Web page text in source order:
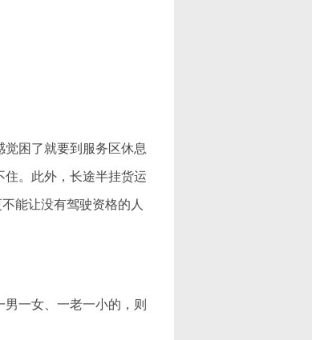
困了就要到服务区休息
。此外，长途半挂货运
能让没有驾驶资格的人
一女、一老一小的，则